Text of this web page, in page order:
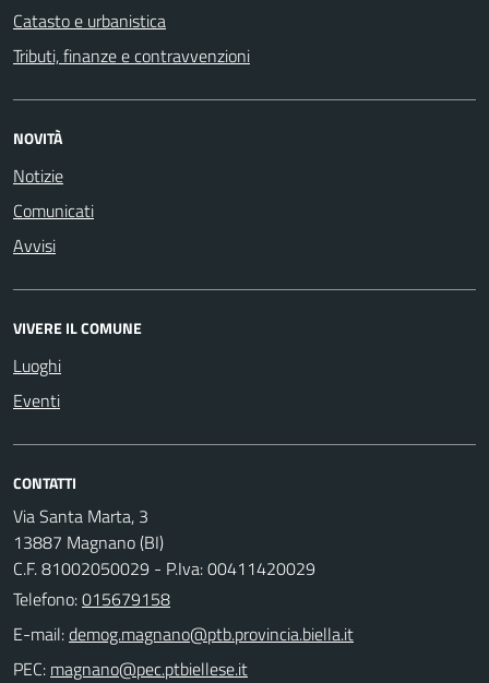
Catasto e urbanistica
Tributi, finanze e contravvenzioni
NOVITÀ
Notizie
Comunicati
Avvisi
VIVERE IL COMUNE
Luoghi
Eventi
CONTATTI
Via Santa Marta, 3
13887 Magnano (BI)
C.F. 81002050029 - P.Iva: 00411420029
Telefono:015679158
E-mail:
PEC: